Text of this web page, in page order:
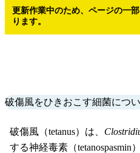
更新作業中のため、ページの一
ります。
破傷風をひきおこす細菌につ
破傷風（tetanus）は、
する神経毒素（tetanospasmin